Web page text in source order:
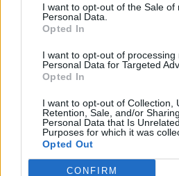
I want to opt-out of the Sale of
Personal Data.
Opted In
I want to opt-out of processing
Personal Data for Targeted
Opted In
I want to opt-out of Collection,
Retention, Sale, and/or
Personal Data that Is
Purposes for which it was
Opted Out
CONFIRM
Naujoji Panevėžio
pradėti veikti ne vėliau
nuomos sutarties
Panevėžys Autobusų stotis
Rodyti daugiau žymių